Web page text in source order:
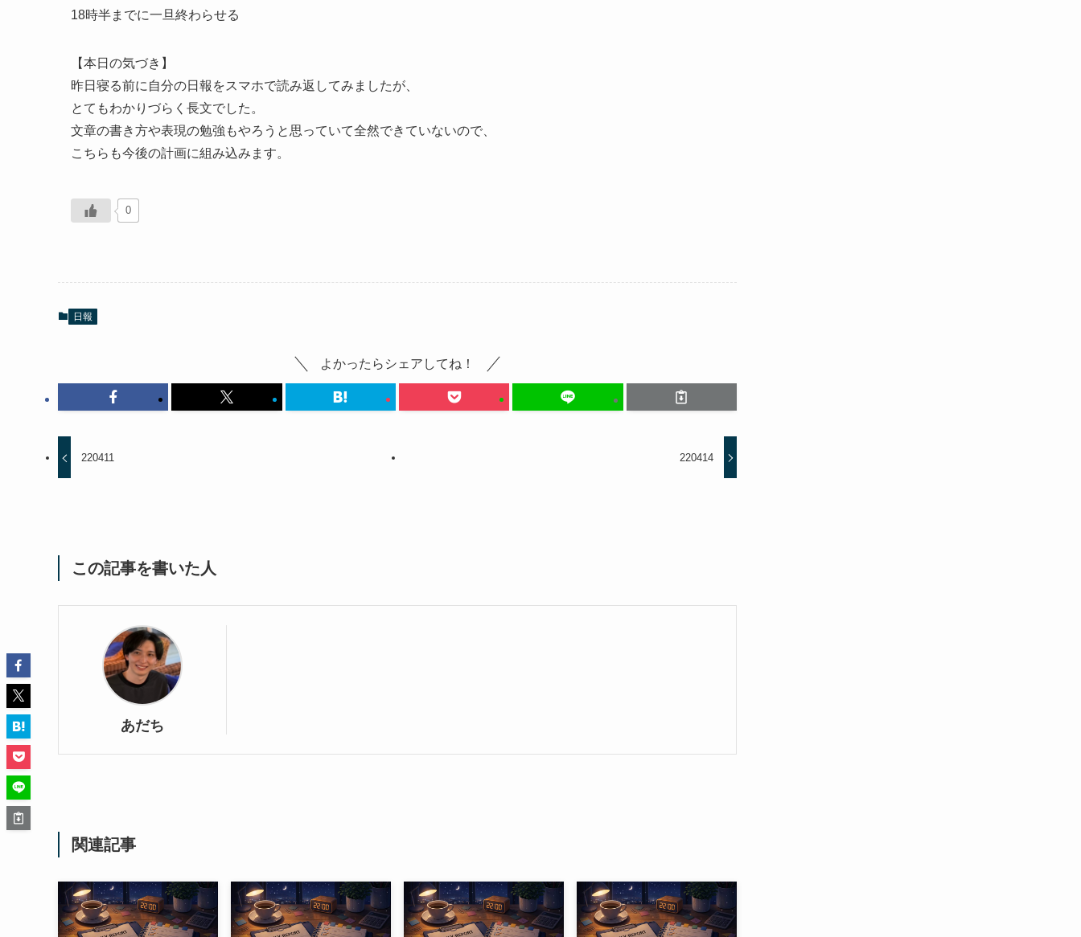
18時半までに一旦終わらせる
【本日の気づき】
昨日寝る前に自分の日報をスマホで読み返してみましたが、
とてもわかりづらく長文でした。
文章の書き方や表現の勉強もやろうと思っていて全然できていないので、
こちらも今後の計画に組み込みます。
0
日報
よかったらシェアしてね！
220411 220414
この記事を書いた人
あだち
関連記事